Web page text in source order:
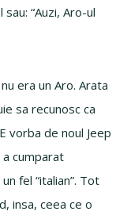
“Auzi, Aro-ul
era un Aro. Arata
sa recunosc ca
vorba de noul Jeep
cumparat
fel “italian”. Tot
insa, ceea ce o